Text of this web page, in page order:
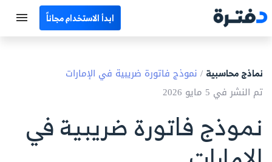
ابدأ الاستخدام مجاناً
جميع الأقسام
حاسبات
نماذج محاسبية / نموذج فاتورة ضريبية في الإمارات
تم النشر في 5 مايو 2026
نموذج فاتورة ضريبية في